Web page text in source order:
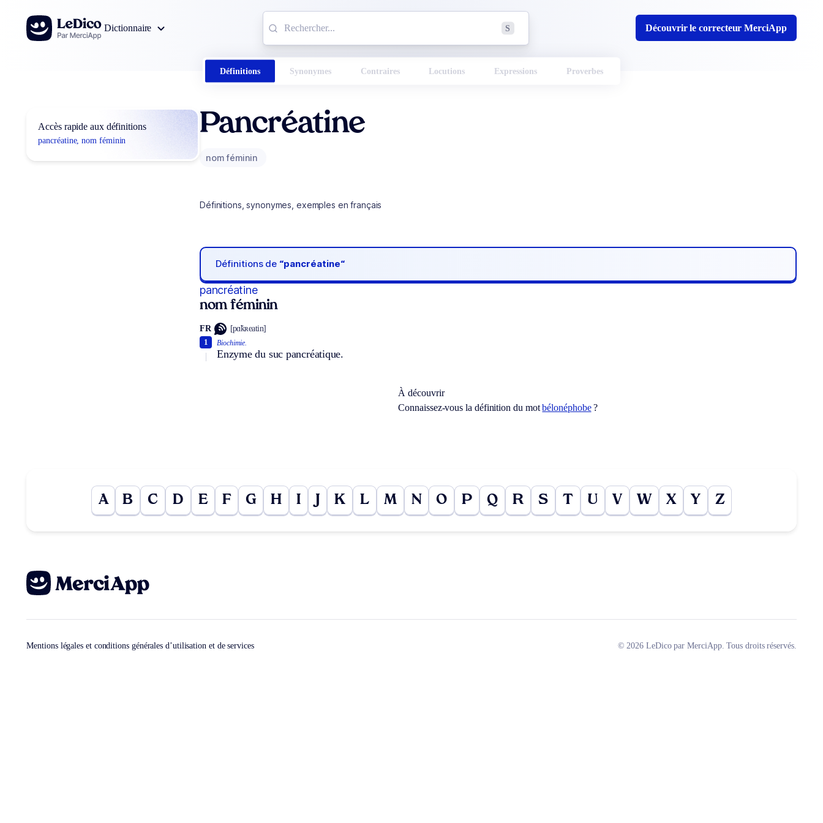
Aller au contenu
Dictionnaire
S Découvrir le correcteur MerciApp
Définitions Synonymes Contraires Locutions Expressions Proverbes
Accès rapide aux définitions
pancréatine, nom féminin
Pancréatine
nom féminin
Définitions, synonymes, exemples en français
Définitions de “pancréatine“
pancréatine
nom féminin
FR [pɑ̃kʀeatin]
Biochimie.
Enzyme du suc pancréatique.
1
À découvrir
Connaissez-vous la définition du motbélonéphobe?
A B C D E F G H I K L M N O P Q R S T U V W X Y Z
Mentions légales et conditions générales d’utilisation et de services © 2026 LeDico par MerciApp. Tous droits réservés.